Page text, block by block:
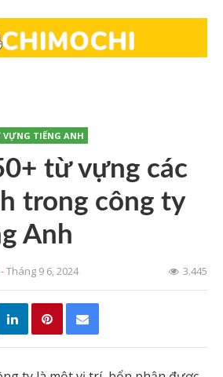
VỰNG TIẾNG ANH
từ vựng các
trong công ty
Anh
- Tháng 9 6, 2024 3.445